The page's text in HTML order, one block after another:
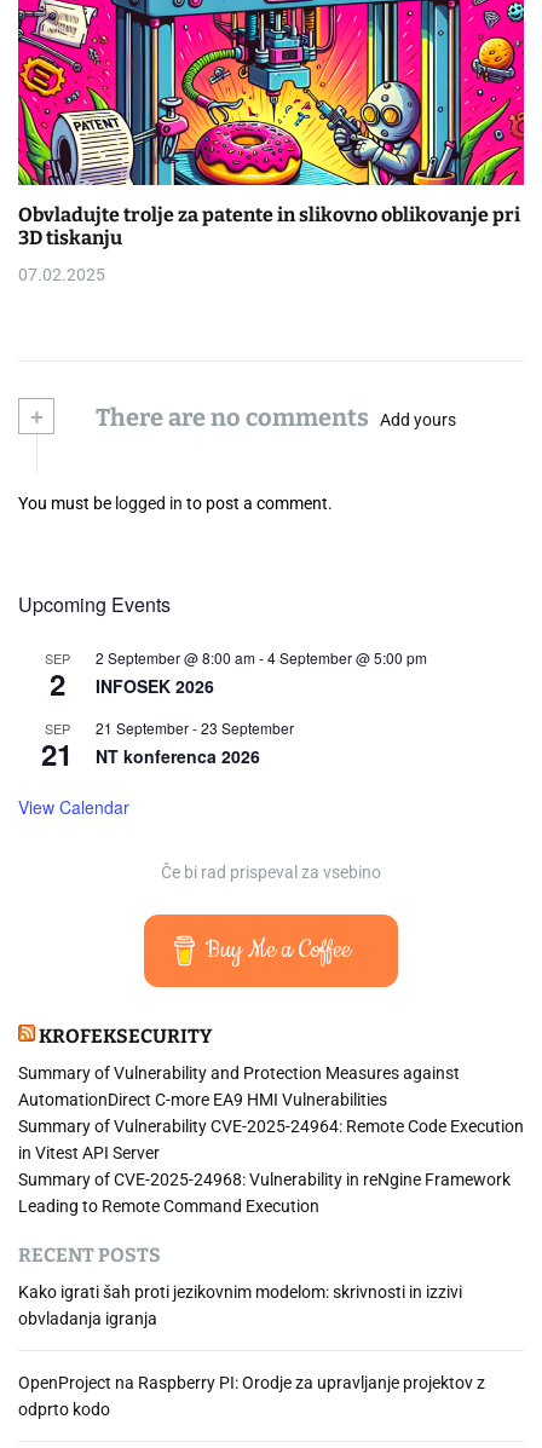
Obvladujte trolje za patente in slikovno oblikovanje pri
3D tiskanju
07.02.2025
+ There are no comments Add yours
You must be logged in to post a comment.
Upcoming Events
SEP
2
2 September @ 8:00 am-4 September @ 5:00 pm
INFOSEK 2026
SEP
21
21 September-23 September
NT konferenca 2026
View Calendar
Če bi rad prispeval za vsebino
Buy Me a Coffee
KROFEKSECURITY
Summary of Vulnerability and Protection Measures against
AutomationDirect C-more EA9 HMI Vulnerabilities
Summary of Vulnerability CVE-2025-24964: Remote Code Execution
in Vitest API Server
Summary of CVE-2025-24968: Vulnerability in reNgine Framework
Leading to Remote Command Execution
RECENT POSTS
Kako igrati šah proti jezikovnim modelom: skrivnosti in izzivi
obvladanja igranja
OpenProject na Raspberry PI: Orodje za upravljanje projektov z
odprto kodo